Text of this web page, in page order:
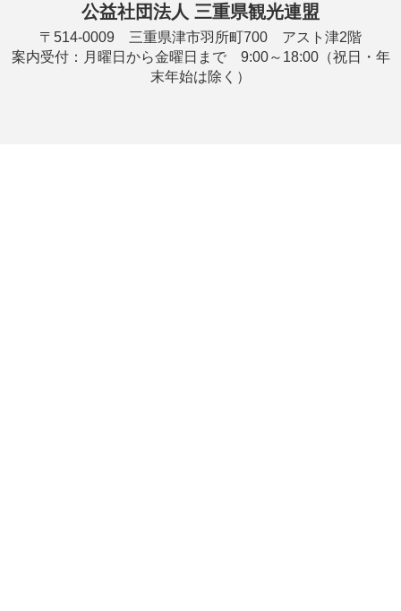
公益社団法人 三重県観光連盟
〒514-0009 三重県津市羽所町700 アスト津2階
案内受付：月曜日から金曜日まで 9:00～18:00（祝日・年
末年始は除く）